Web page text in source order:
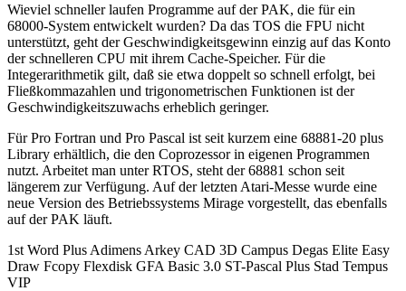
Wieviel schneller laufen Programme auf der PAK, die für ein
68000-System entwickelt wurden? Da das TOS die FPU nicht
unterstützt, geht der Geschwindigkeitsgewinn einzig auf das Konto
der schnelleren CPU mit ihrem Cache-Speicher. Für die
Integerarithmetik gilt, daß sie etwa doppelt so schnell erfolgt, bei
Fließkommazahlen und trigonometrischen Funktionen ist der
Geschwindigkeitszuwachs erheblich geringer.
Für Pro Fortran und Pro Pascal ist seit kurzem eine 68881-20 plus
Library erhältlich, die den Coprozessor in eigenen Programmen
nutzt. Arbeitet man unter RTOS, steht der 68881 schon seit
längerem zur Verfügung. Auf der letzten Atari-Messe wurde eine
neue Version des Betriebssystems Mirage vorgestellt, das ebenfalls
auf der PAK läuft.
1st Word Plus Adimens Arkey CAD 3D Campus Degas Elite Easy
Draw Fcopy Flexdisk GFA Basic 3.0 ST-Pascal Plus Stad Tempus
VIP